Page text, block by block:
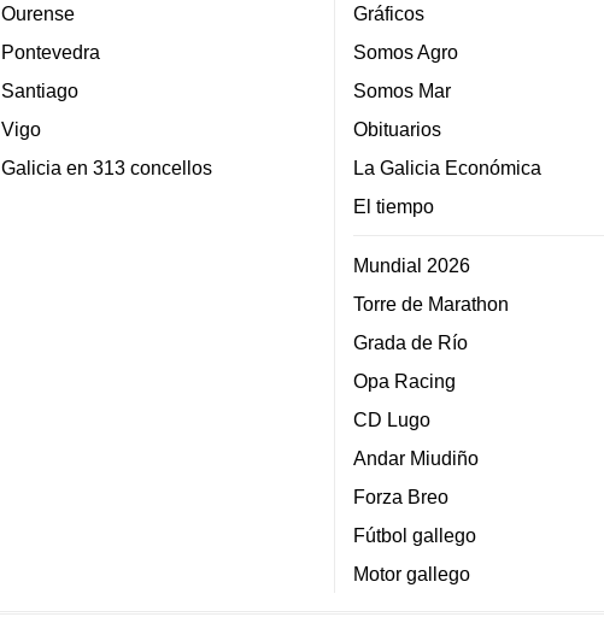
Ourense
Pontevedra
Santiago
Vigo
Galicia en 313 concellos
Gráficos
Somos Agro
Somos Mar
Obituarios
La Galicia Económica
El tiempo
Mundial 2026
Torre de Marathon
Grada de Río
Opa Racing
CD Lugo
Andar Miudiño
Forza Breo
Fútbol gallego
Motor gallego